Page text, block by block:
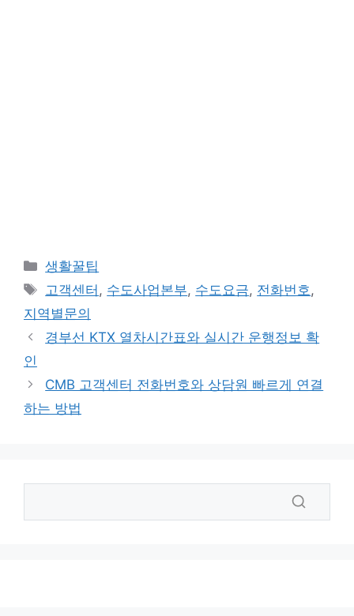
카
테
리
생활꿀팁
태
그
고객센터 , 수도사업본부, 수도요금, 전화번호 ,
지역별문의
경부선 KTX 열차시간표와 실시간 운행정보 확
인
CMB 고객센터 전화번호와 상담원 빠르게 연결
하는 방법